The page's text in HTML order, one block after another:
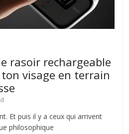
rasoir rechargeable
visage en terrain
Et puis il y a ceux qui arrivent
philosophique